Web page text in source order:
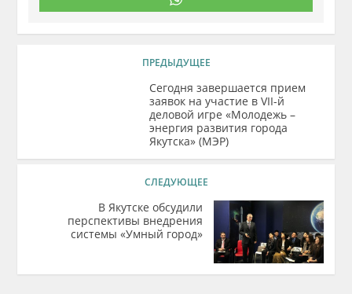
ПРЕДЫДУЩЕЕ
Сегодня завершается прием
заявок на участие в VII-й
деловой игре «Молодежь –
энергия развития города
Якутска» (МЭР)
СЛЕДУЮЩЕЕ
В Якутске обсудили
перспективы внедрения
системы «Умный город»